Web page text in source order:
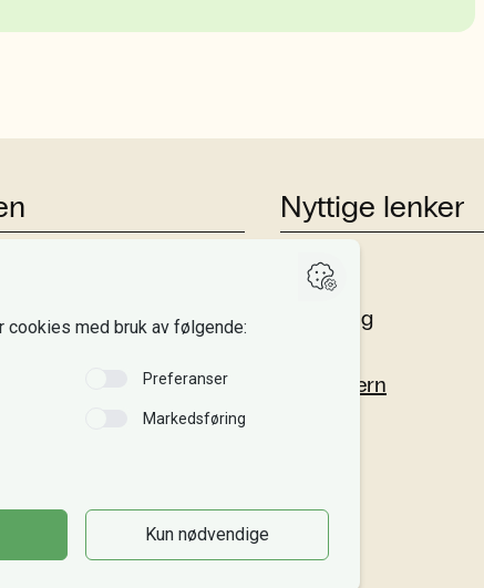
Nyttige lenker
Studier
Forskning
Personvern